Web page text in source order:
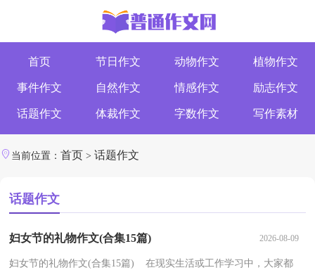
首页 节日作文 动物作文 植物作文
事件作文 自然作文 情感作文 励志作文
话题作文 体裁作文 字数作文 写作素材
当前位置： 首页 > 话题作文
话题作文
妇女节的礼物作文(合集15篇) 2026-08-09
妇女节的礼物作文(合集15篇) 在现实生活或工作学习中，大家都